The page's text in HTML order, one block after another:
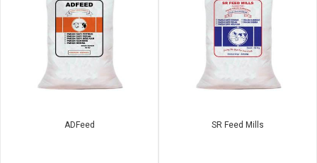
ADFeed SR Feed Mills